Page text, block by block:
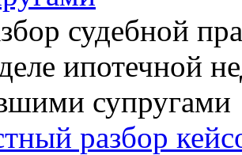
разбор